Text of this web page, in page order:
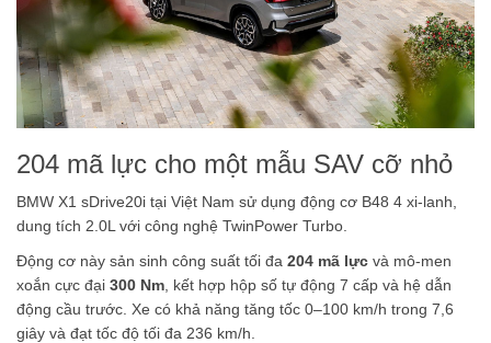
204 mã lực cho một mẫu SAV cỡ nhỏ
BMW X1 sDrive20i tại Việt Nam sử dụng động cơ B48 4 xi-lanh,
dung tích 2.0L với công nghệ TwinPower Turbo.
Động cơ này sản sinh công suất tối đa 204 mã lực và mô-men
xoắn cực đại 300 Nm , kết hợp hộp số tự động 7 cấp và hệ dẫn
động cầu trước. Xe có khả năng tăng tốc 0–100 km/h trong 7,6
giây và đạt tốc độ tối đa 236 km/h.